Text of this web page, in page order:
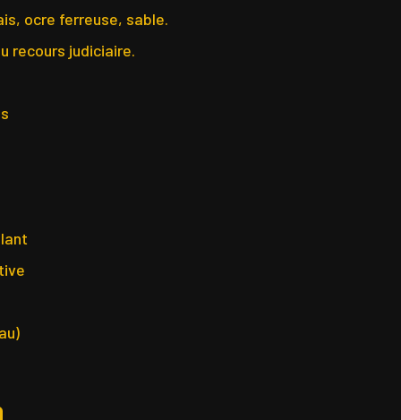
ocre ferreuse, sable.
recours judiciaire.